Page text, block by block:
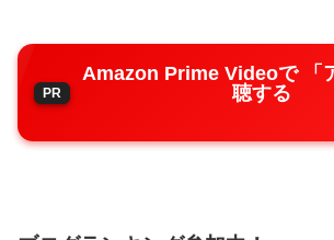
Amazon Prime Videoで 「
聴する